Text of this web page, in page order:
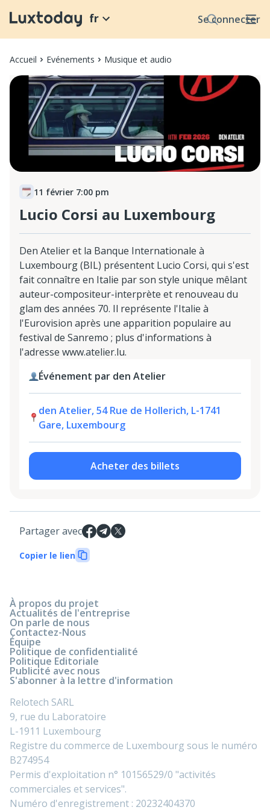
Se connecter
fr
Accueil Evénements Musique et audio
11 février 7:00 pm
Lucio Corsi au Luxembourg
Den Atelier et la Banque Internationale à
Luxembourg (BIL) présentent Lucio Corsi, qui s'est
fait connaître en Italie par son style unique mêlant
auteur-compositeur-interprète et renouveau du
glam des années 70. Il représente l'Italie à
l'Eurovision après une apparition populaire au
festival de Sanremo ; plus d'informations à
l'adresse www.atelier.lu.
Événement par den Atelier
den Atelier, 54 Rue de Hollerich, L-1741
Gare, Luxembourg
Acheter des billets
Partager avec
Copier le lien
À propos du projet
Actualités de l'entreprise
On parle de nous
Contactez-Nous
Équipe
Politique de confidentialité
Politique Editoriale
Publicité avec nous
S'abonner à la lettre d'information
Relotech SARL
9, rue du Laboratoire
L-1911 Luxembourg
Registre du commerce de Luxembourg sous le numéro
B274954
Permis d'exploitation n° 10156529/0 "activités
commerciales et services".
Numéro d'enregistrement : 20232404370